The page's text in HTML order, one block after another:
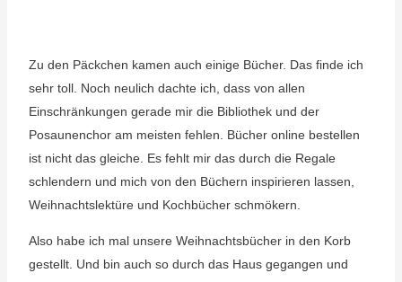
Zu den Päckchen kamen auch einige Bücher. Das finde ich
sehr toll. Noch neulich dachte ich, dass von allen
Einschränkungen gerade mir die Bibliothek und der
Posaunenchor am meisten fehlen. Bücher online bestellen
ist nicht das gleiche. Es fehlt mir das durch die Regale
schlendern und mich von den Büchern inspirieren lassen,
Weihnachtslektüre und Kochbücher schmökern.
Also habe ich mal unsere Weihnachtsbücher in den Korb
gestellt. Und bin auch so durch das Haus gegangen und